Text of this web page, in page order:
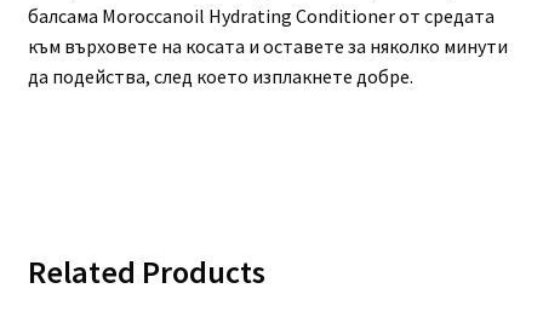
балсама Moroccanoil Hydrating Conditioner от средата
към върховете на косата и оставете за няколко минути
да подейства, след което изплакнете добре.
Related Products